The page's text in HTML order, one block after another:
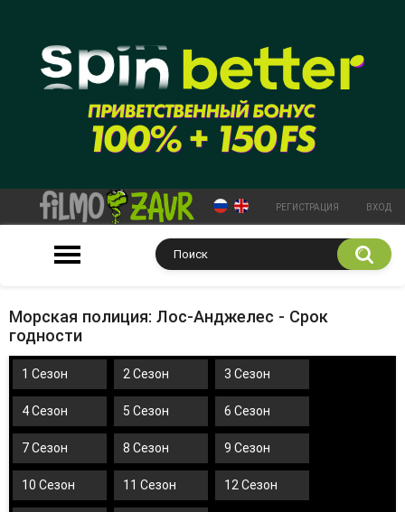
РЕГИСТРАЦИЯ ВХОД
Морская полиция: Лос-Анджелес - Срок
годности
1 Сезон 2 Сезон 3 Сезон
4 Сезон 5 Сезон 6 Сезон
7 Сезон 8 Сезон 9 Сезон
10 Сезон 11 Сезон 12 Сезон